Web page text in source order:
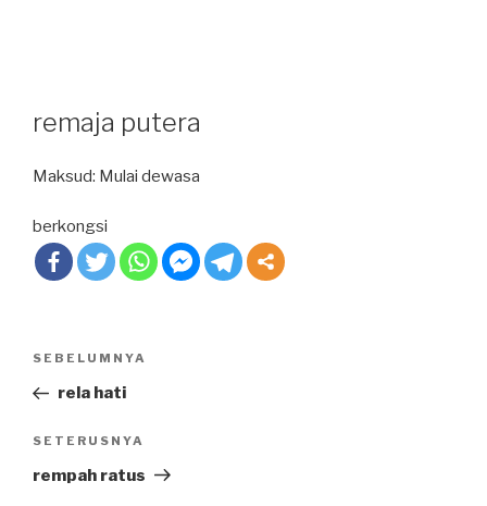
remaja putera
Maksud: Mulai dewasa
berkongsi
Post
Previous
Post
SEBELUMNYA
rela hati
Next
Post
SETERUSNYA
rempah ratus